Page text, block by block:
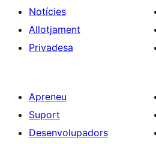
Notícies
Allotjament
Privadesa
Apreneu
Suport
Desenvolupadors